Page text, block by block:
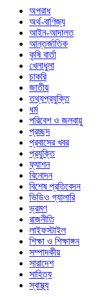
অপরাধ
অর্থ-বাণিজ্য
আইন-আদালত
আন্তর্জাতিক
কৃষি বার্তা
খেলাধুলা
চাকরি
জাতীয়
তথ্যপ্রযুক্তি
ধর্ম
পরিবেশ ও জলবায়ু
প্রচ্ছদ
প্রবাসের খবর
প্রযুক্তি
ফ্যাশন
বিনোদন
বিশেষ প্রতিবেদন
ভিডিও গ্যালারি
ভ্রমণ
রাজনীতি
লাইফস্টাইল
শিক্ষা ও শিক্ষাঙ্গন
সম্পাদকীয়
সারাদেশ
সাহিত্য
স্বাস্থ্য